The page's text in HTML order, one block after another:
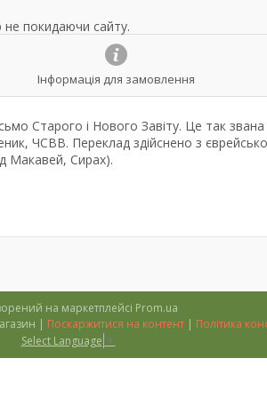
не покидаючи сайту.
Інформація для замовлення
Старого і Нового Завіту. Це так звана
ЧСВВ. Переклад здійснено з
Макавей, Сирах).
на маркетплейсі Prom.ua
''Тимофій'' християнський інтернет-магазин | Поскаржитися на контент | Політика
Select Language ▼